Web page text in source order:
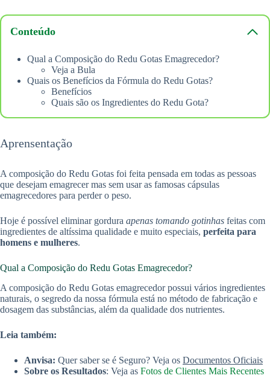
Conteúdo
Qual a Composição do Redu Gotas Emagrecedor?
Veja a Bula
Quais os Benefícios da Fórmula do Redu Gotas?
Benefícios
Quais são os Ingredientes do Redu Gota?
Aprensentação
A composição do Redu Gotas foi feita pensada em todas as pessoas
que desejam emagrecer mas sem usar as famosas cápsulas
emagrecedores para perder o peso.
Hoje é possível eliminar gordura apenas tomando gotinhas feitas com
ingredientes de altíssima qualidade e muito especiais, perfeita para
homens e mulheres.
Qual a Composição do Redu Gotas Emagrecedor?
A composição do Redu Gotas emagrecedor possui vários ingredientes
naturais, o segredo da nossa fórmula está no método de fabricação e
dosagem das substâncias, além da qualidade dos nutrientes.
Leia também:
Anvisa: Quer saber se é Seguro? Veja os Documentos Oficiais
Sobre os Resultados: Veja as Fotos de Clientes Mais Recentes